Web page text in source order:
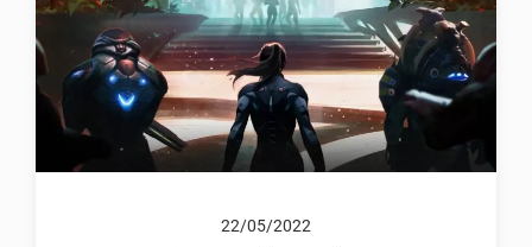
22/05/2022